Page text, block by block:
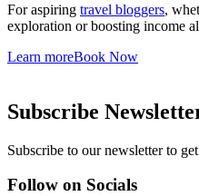
For aspiring travel bloggers,
exploration or boosting income
Learn moreBook Now
Subscribe
Subscribe to our newsletter to
Follow on Socials